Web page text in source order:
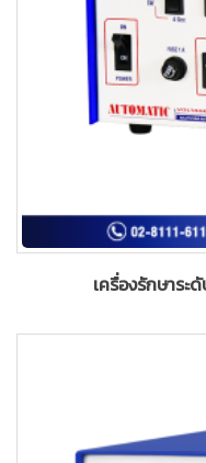
เครื่องรักษาระ